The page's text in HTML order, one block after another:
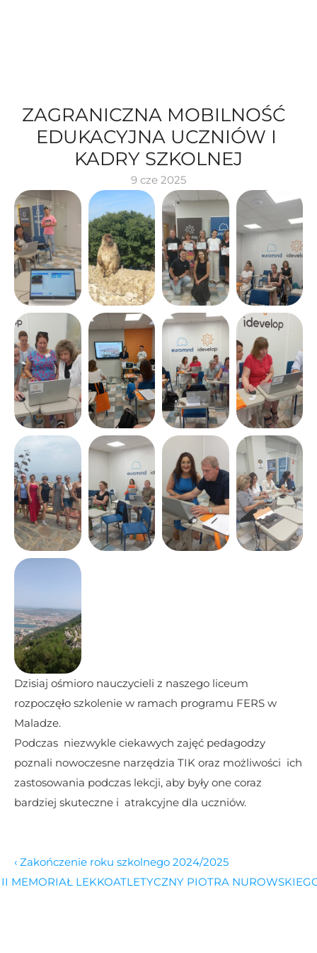
ZAGRANICZNA MOBILNOŚĆ
EDUKACYJNA UCZNIÓW I
KADRY SZKOLNEJ
9 cze 2025
Dzisiaj ośmioro nauczycieli z naszego liceum
rozpoczęło szkolenie w ramach programu FERS w
Maladze.
Podczas  niezwykle ciekawych zajęć pedagodzy
poznali nowoczesne narzędzia TIK oraz możliwości  ich
zastosowania podczas lekcji, aby były one coraz
bardziej skuteczne i  atrakcyjne dla uczniów.
‹ Zakończenie roku szkolnego 2024/2025
MEMORIAŁ LEKKOATLETYCZNY PIOTRA